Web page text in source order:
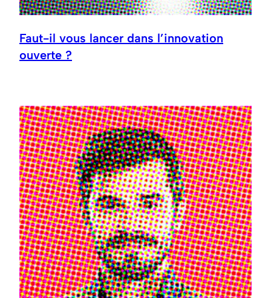
Faut-il vous lancer dans l’innovation
ouverte ?